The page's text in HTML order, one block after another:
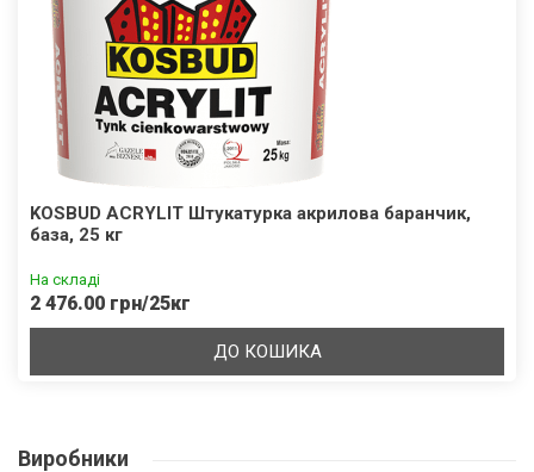
KOSBUD ACRYLIT Штукатурка акрилова баранчик,
база, 25 кг
На складі
2 476.00 грн/25кг
ДО КОШИКА
Виробники